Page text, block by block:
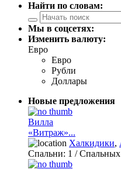
Найти по словам:
Мы в соцсетях:
Изменить валюту:
Евро
Евро
Рубли
Доллары
Новые предложения
Вилла
«Витраж»...
Халкидики,
Спальни: 1 / Спальных